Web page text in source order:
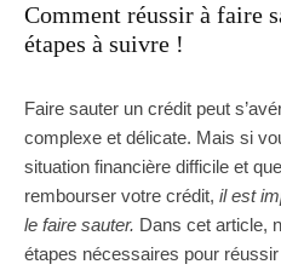
Comment réussir à faire
étapes à suivre !
Faire sauter un crédit peut
complexe et délicate. Mais si
situation financière difficile et
rembourser votre crédit, il est
le faire sauter. Dans cet article,
étapes nécessaires pour